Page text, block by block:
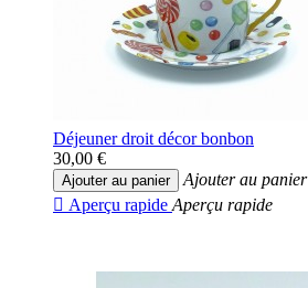
Déjeuner droit décor bonbon
30,00 €
Ajouter au panier
Ajouter au panier
 Aperçu rapide Aperçu rapide